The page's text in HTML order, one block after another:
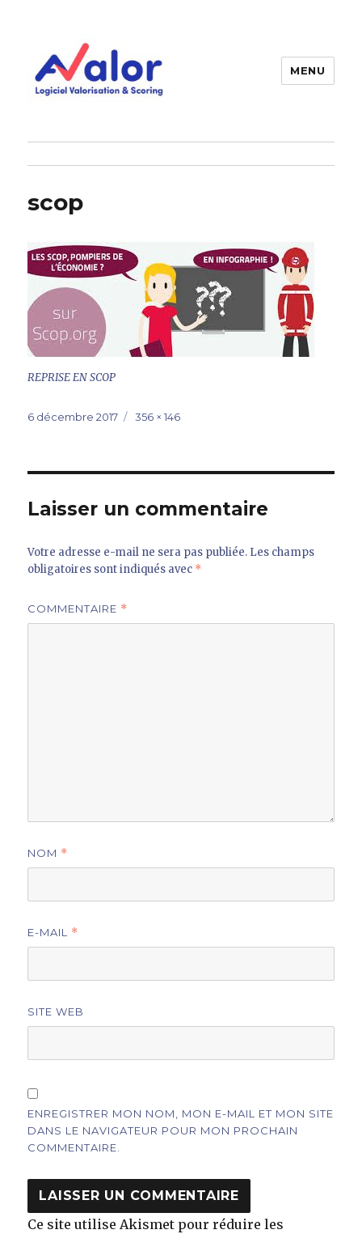
MENU
scop
REPRISE EN SCOP
Publié
6 décembre 2017
Taille
356 × 146
Laisser un commentaire
Votre adresse e-mail ne sera pas publiée. Les champs
obligatoires sont indiqués avec *
COMMENTAIRE *
NOM *
E-MAIL *
SITE WEB
ENREGISTRER MON NOM, MON E-MAIL ET MON SITE
DANS LE NAVIGATEUR POUR MON PROCHAIN
COMMENTAIRE.
Ce site utilise Akismet pour réduire les